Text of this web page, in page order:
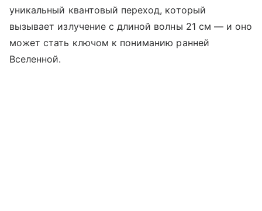
уникальный квантовый переход, который
вызывает излучение с длиной волны 21 см — и оно
может стать ключом к пониманию ранней
Вселенной.